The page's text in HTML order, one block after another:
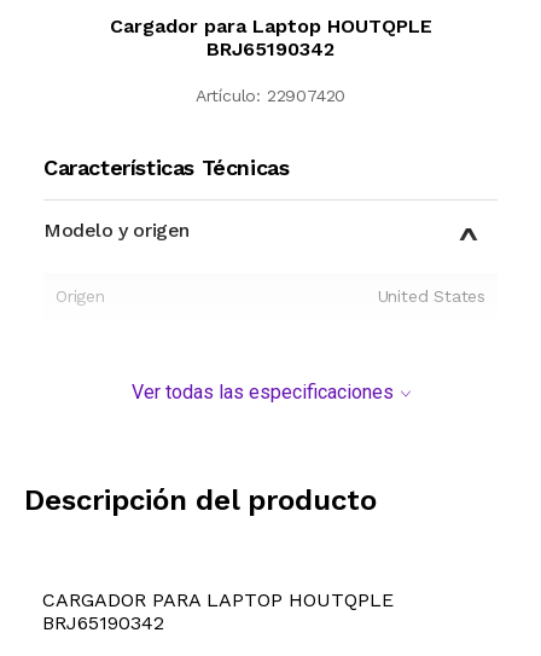
Cargador para Laptop HOUTQPLE
BRJ65190342
Artículo: 22907420
Características Técnicas
Modelo y origen
Origen United States
Ver todas las especificaciones
Descripción del producto
CARGADOR PARA LAPTOP HOUTQPLE
BRJ65190342